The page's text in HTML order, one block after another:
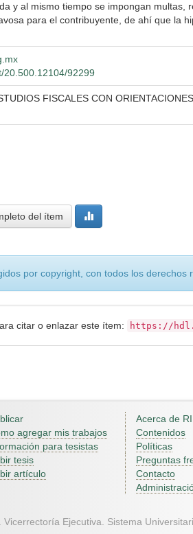
y al mismo tiempo se impongan multas,
para el contribuyente, de ahí que la
20.500.12104/92299
FISCALES CON ORIENTACIONES
del ítem
por copyright, con todos los derechos
citar o enlazar este ítem: https://
agregar mis trabajos
para tesistas
tesis
artículo
Acerca de
Contenidos
Políticas
Preguntas
Contacto
Ejecutiva. Sistema